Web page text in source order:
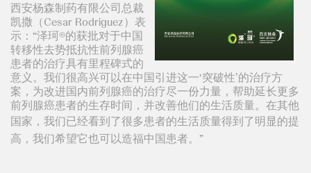
西安杨森制药有限公司总裁
凯撒（Cesar Rodriguez）表
示：“泽珂®的获批对于中国
转移性去势抵抗性前列腺癌
患者的治疗具有里程碑式的
意义。我们很高兴可以在中国引进这一‘突破性’的治疗方
案，为改进国内前列腺癌的治疗尽一份力量，帮助延长更多
前列腺癌患者的生存时间，并改善他们的生活质量。在其他
国家，我们已经看到了很多患者的生活质量得到了明显的提
高，我们希望它也可以造福中国患者。”